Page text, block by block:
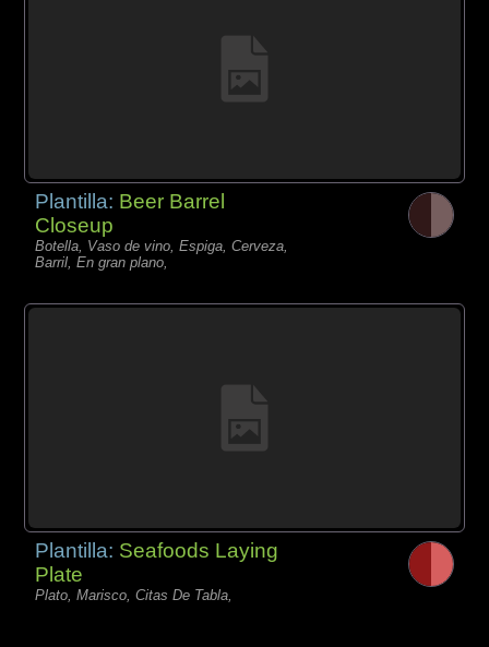
Plantilla: Beer Barrel
Closeup
Botella, Vaso de vino, Espiga, Cerveza,
Barril, En gran plano,
Plantilla: Seafoods Laying
Plate
Plato, Marisco, Citas De Tabla,